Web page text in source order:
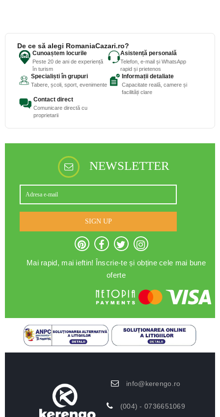
De ce să alegi RomaniaCazari.ro?
Cunoaștem locurile
Peste 20 de ani de experiență
în turism
Asistență personală
Telefon, e-mail și WhatsApp
rapid și prietenos
Specialiști în grupuri
Tabere, școli, sport, evenimente
Informații detaliate
Capacitate reală, camere și
facilități clare
Contact direct
Comunicare directă cu
proprietarii
NEWSLETTER
SIGN UP
Mai rapid, mai ieftin! Înscrie-te și obține cele mai bune
oferte
info@kerengo.ro
(004) - 0736651069